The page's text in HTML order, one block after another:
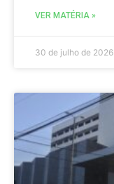
VER MATÉRIA »
30 de julho de 2026